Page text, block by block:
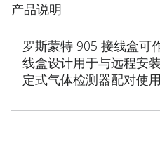
产品说明
罗斯蒙特 905 接线盒可
线盒设计用于与远程安
定式气体检测器配对使用